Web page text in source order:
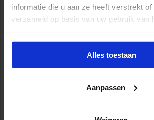
informatie die u aan ze heeft verstrekt of
verzameld op basis van uw gebruik van
Alles toestaan
Aanpassen